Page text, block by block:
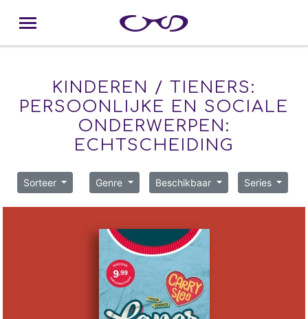
KINDEREN / TIENERS:
PERSOONLIJKE EN SOCIALE
ONDERWERPEN:
ECHTSCHEIDING
Sorteer Genre Beschikbaar Series